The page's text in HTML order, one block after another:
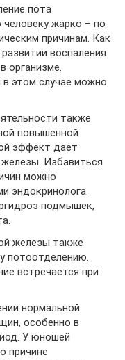
пота
человеку жарко – по
причинам. Как
воспаления
организме.
этом случае можно
также
повышенной
эффект дает
Избавиться
можно
эндокринолога.
подмышек,
железы также
потоотделению.
встречается при
нормальной
особенно в
У юношей
причине